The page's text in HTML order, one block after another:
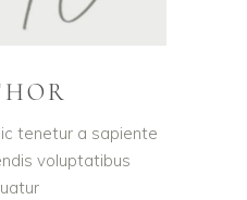
tenetur a sapiente
voluptatibus